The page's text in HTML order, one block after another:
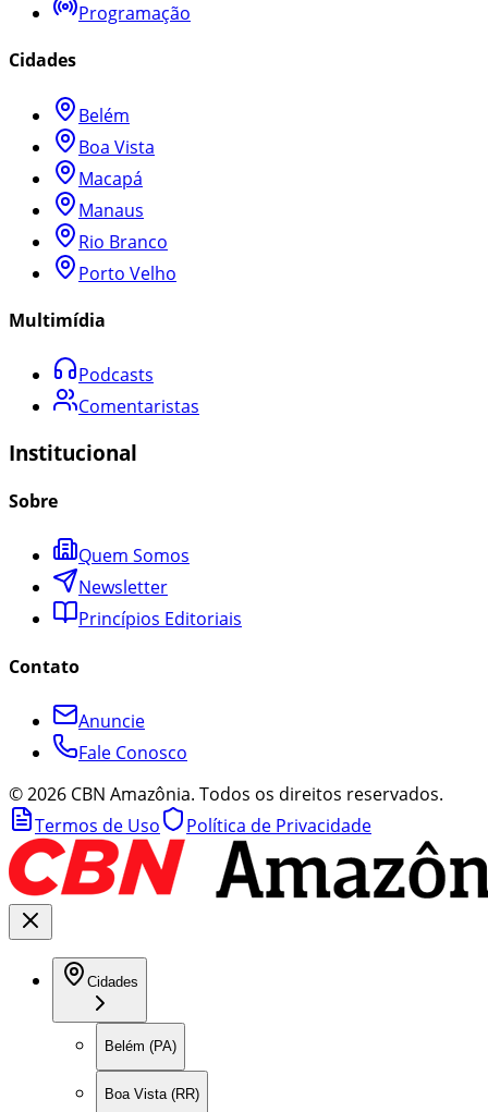
Programação
Cidades
Belém
Boa Vista
Macapá
Manaus
Rio Branco
Porto Velho
Multimídia
Podcasts
Comentaristas
Institucional
Sobre
Quem Somos
Newsletter
Princípios Editoriais
Contato
Anuncie
Fale Conosco
©2026 CBN Amazônia. Todos os direitos reservados.
Termos de Uso
Política de Privacidade
Cidades
Belém (PA)
Boa Vista (RR)